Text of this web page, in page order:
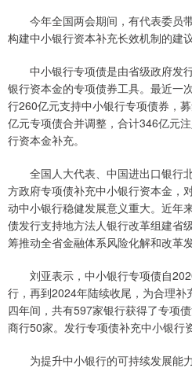
今年全国两会期间，有代表委员
构建中小银行资本补充长效机制的建议
中小银行专项债是由省级政府发
银行资本金的专项债券工具。最近一
行260亿元支持中小银行专项债券，
亿元专项债合并调整，合计346亿元
行资本金补充。
全国人大代表、中国进出口银行
方政府专项债补充中小银行资本金，
动中小银行稳健发展意义重大。近年
债发行支持地方法人银行改革组建省
筹推动全省金融体系风险化解和改革发
刘亚表示，中小银行专项债自
行，再到2024年陆续收尾，为合理补
四年间，共有597家银行获得了专项
商行50家。发行专项债补充中小银行
为提升中小银行的可持续发展能